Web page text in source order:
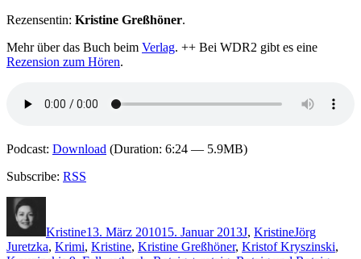
Rezensentin: Kristine Greßhöner.
Mehr über das Buch beim Verlag. ++ Bei WDR2 gibt es eine
Rezension zum Hören.
Podcast: Download (Duration: 6:24 — 5.9MB)
Subscribe: RSS
Kristine13. März 201015. Januar 2013J, KristineJörg
Juretzka, Krimi, Kristine, Kristine Greßhöner, Kristof Kryszinski,